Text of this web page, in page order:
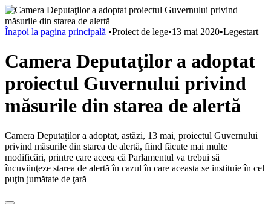
Înapoi la pagina principală •Proiect de lege•13 mai 2020•Legestart
Camera Deputaţilor a adoptat
proiectul Guvernului privind
măsurile din starea de alertă
Camera Deputaţilor a adoptat, astăzi, 13 mai, proiectul Guvernului
privind măsurile din starea de alertă, fiind făcute mai multe
modificări, printre care aceea că Parlamentul va trebui să
încuviinţeze starea de alertă în cazul în care aceasta se instituie în cel
puţin jumătate de ţară